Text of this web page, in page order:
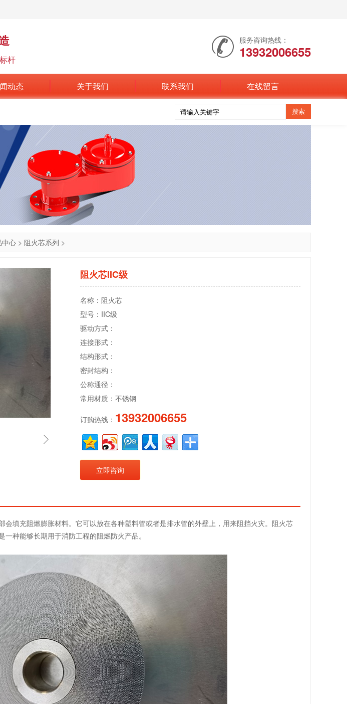
杆
服务咨询热线：
13932006655
动态 关于我们 联系我们 在线留言
中心 > 阻火芯系列 >
阻火芯IIC级
名称：阻火芯
型号：IIC级
驱动方式：
连接形式：
结构形式：
密封结构：
公称通径：
常用材质：不锈钢
订购热线： 13932006655
立即咨询
填充阻燃膨胀材料。它可以放在各种塑料管或者是排水管的外壁上，用来阻挡火灾。阻火芯
种能够长期用于消防工程的阻燃防火产品。